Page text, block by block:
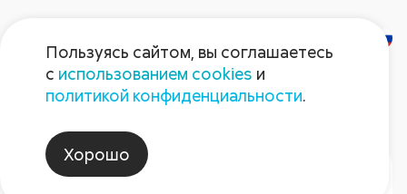
Калькуляторы
Вернуться к списку калькуляторов
Пользуясь сайтом, вы соглашаетесь
с использованием cookies и
политикой конфиденциальности.
Хорошо